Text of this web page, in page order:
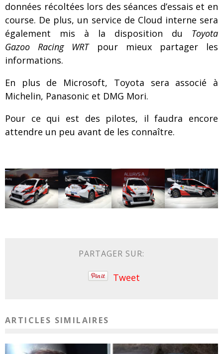
données récoltées lors des séances d’essais et en
course. De plus, un service de Cloud interne sera
également mis à la disposition du Toyota
Gazoo Racing WRTpour mieux partager les
informations.
En plus de Microsoft, Toyota sera associé à
Michelin, Panasonic et DMG Mori.
Pour ce qui est des pilotes, il faudra encore
attendre un peu avant de les connaître.
PARTAGER SUR:
Tweet
ARTICLES SIMILAIRES